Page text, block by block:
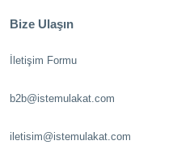
Bize Ulaşın
İletişim Formu
b2b@istemulakat.com
iletisim@istemulakat.com